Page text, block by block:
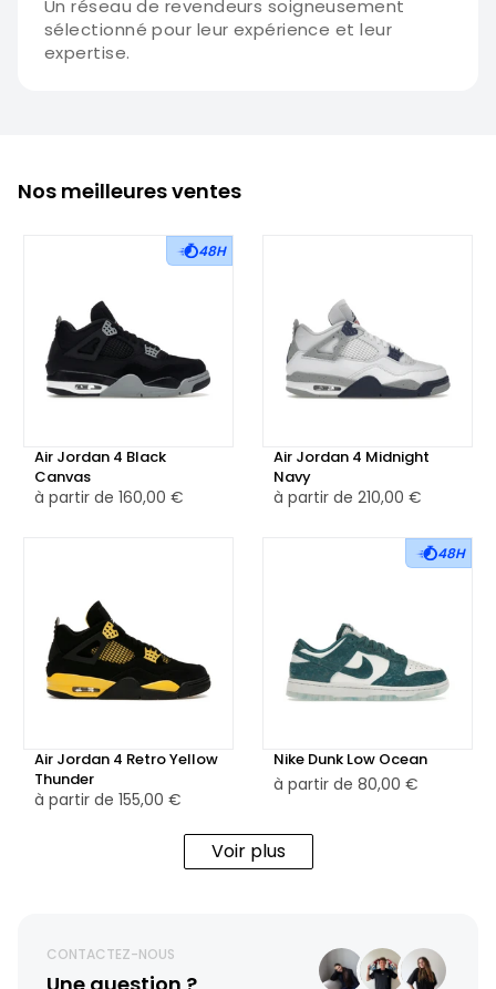
Un réseau de revendeurs soigneusement
sélectionné pour leur expérience et leur
expertise.
Nos meilleures ventes
48H
Air Jordan 4 Black
Canvas
à partir de 160,00 €
Air Jordan 4 Midnight
Navy
à partir de 210,00 €
Air Jordan 4 Retro Yellow
Thunder
à partir de 155,00 €
48H
Nike Dunk Low Ocean
à partir de 80,00 €
Voir plus
CONTACTEZ-NOUS
Une question ?